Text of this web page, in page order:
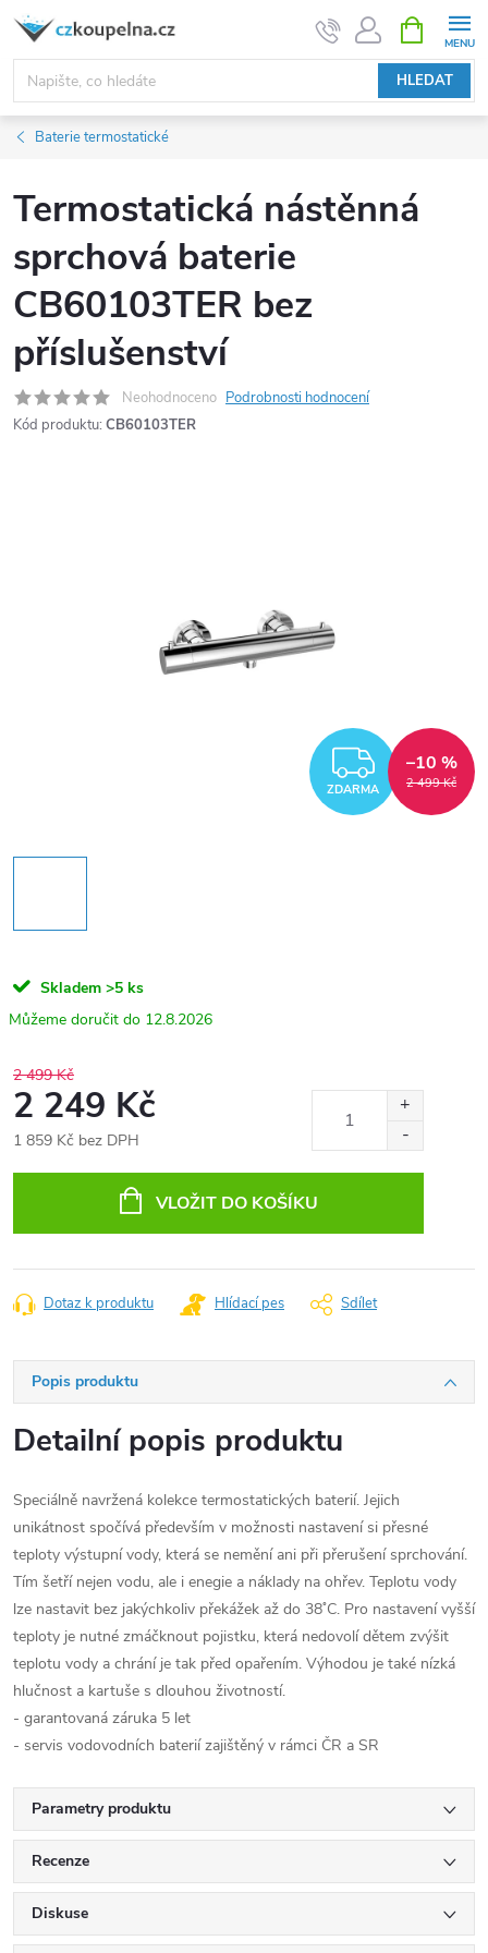
Přejít
obsah
HLEDAT
NÁKUPNÍ
KOŠÍK
Baterie termostatické
Termostatická nástěnná
sprchová baterie
CB60103TER bez
příslušenství
Neohodnoceno Podrobnosti hodnocení
Kód produktu: CB60103TER
ZDARMA 2 499 Kč
–10 %
Skladem >5 ks
12.8.2026
2 499 Kč
2 249 Kč
1 859 Kč bez DPH
VLOŽIT DO KOŠÍKU
Dotaz k produktu Hlídací pes Sdílet
Popis produktu
Detailní popis produktu
Speciálně navržená kolekce termostatických baterií. Jejich
unikátnost spočívá především v možnosti nastavení si přesné
teploty výstupní vody, která se nemění ani při přerušení sprchování.
Tím šetří nejen vodu, ale i enegie a náklady na ohřev. Teplotu vody
lze nastavit bez jakýchkoliv překážek až do 38 ̊C. Pro nastavení vyšší
teploty je nutné zmáčknout pojistku, která nedovolí dětem zvýšit
teplotu vody a chrání je tak před opařením. Výhodou je také nízká
hlučnost a kartuše s dlouhou životností.
- garantovaná záruka 5 let
- servis vodovodních baterií zajištěný v rámci ČR a SR
Parametry produktu
Recenze
Diskuse